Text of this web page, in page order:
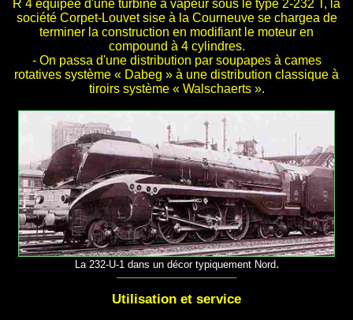
R 4 équipée d'une turbine à vapeur sous le type 2-232 T, la
société Corpet-Louvet sise à la Courneuve se chargea de
terminer la construction en modifiant le moteur en
compound à 4 cylindres.
- On passa d'une distribution par soupapes à cames
rotatives système « Dabeg » à une distribution classique à
tiroirs système « Walschaerts ».
La 232-U-1 dans un décor typiquement Nord.
Utilisation et service